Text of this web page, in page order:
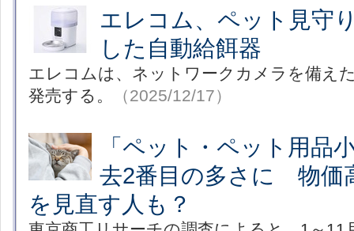
エレコム、ペット見守
した自動給餌器
エレコムは、ネットワークカメラを備え
発売する。
（2025/12/17）
「ペット・ペット用品
去2番目の多さに 物価
を見直す人も？